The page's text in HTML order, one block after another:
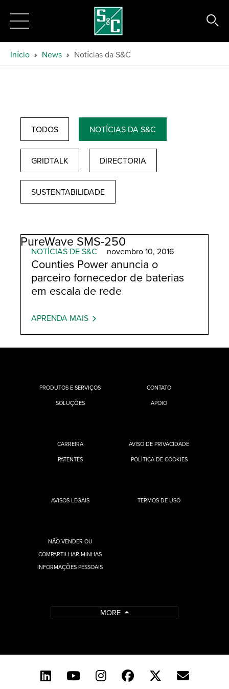
Início News Notícias da S&C
TODOS NOTÍCIAS DA S&C
GRIDTALK DIRECTORIA
SUSTENTABILIDADE
PureWave SMS-250
NOTÍCIAS DE S&C novembro 10, 2016
Counties Power anuncia o
parceiro fornecedor de baterias
em escala de rede
APRENDA MAIS
PRODUTOS E SERVIÇOS
SOLUÇÕES
CONTATO
APOIO
CARREIRA
PATENTES
AVISO DE PRIVACIDADE
POLÍTICA DE COOKIES
AVISOS LEGAIS TERMOS DE USO
NÃO VENDER OU
COMPARTILHAR MINHAS
INFORMAÇÕES PESSOAIS
MORE